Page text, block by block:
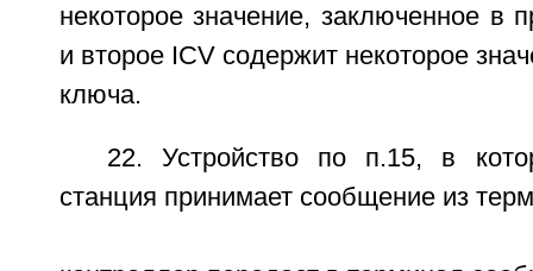
некоторое значение, заключенное в
и второе ICV содержит некоторое
ключа.
22. Устройство по п.15, в
станция принимает сообщение из